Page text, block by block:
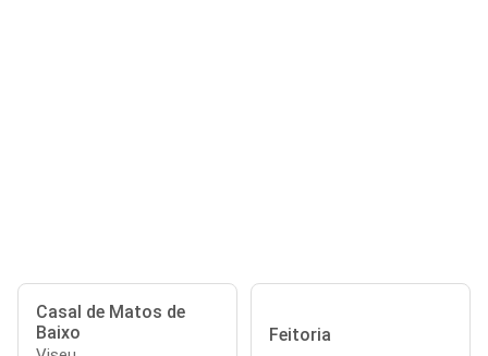
Casal de Matos de
Baixo
Feitoria